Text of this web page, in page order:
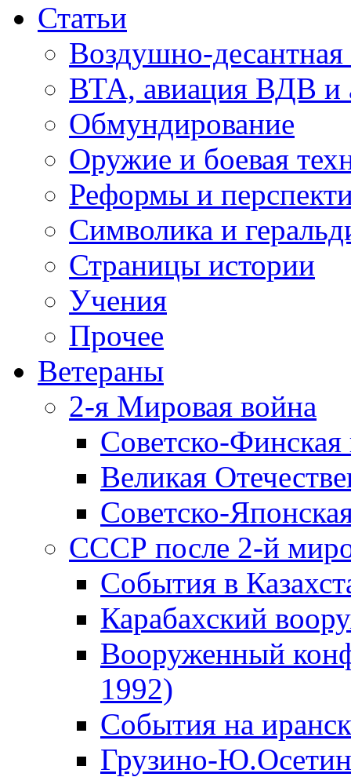
Статьи
Воздушно-десантная
ВТА, авиация ВДВ и
Обмундирование
Оружие и боевая
Реформы и
Символика и
Страницы истории
Учения
Прочее
Ветераны
2-я Мировая война
Советско-
Великая
Советско-
СССР после 2-й
События в
Карабахский
Вооруженный
1992)
События на
Грузино-